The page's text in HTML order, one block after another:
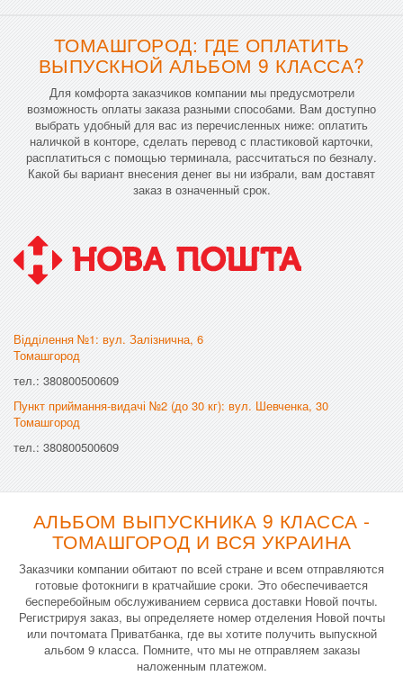
ТОМАШГОРОД: ГДЕ ОПЛАТИТЬ
ВЫПУСКНОЙ АЛЬБОМ 9 КЛАССА?
Для комфорта заказчиков компании мы предусмотрели
возможность оплаты заказа разными способами. Вам доступно
выбрать удобный для вас из перечисленных ниже: оплатить
наличкой в конторе, сделать перевод с пластиковой карточки,
расплатиться с помощью терминала, рассчитаться по безналу.
Какой бы вариант внесения денег вы ни избрали, вам доставят
заказ в означенный срок.
Відділення №1: вул. Залізнична, 6
Томашгород
тел.: 380800500609
Пункт приймання-видачі №2 (до 30 кг): вул. Шевченка, 30
Томашгород
тел.: 380800500609
АЛЬБОМ ВЫПУСКНИКА 9 КЛАССА -
ТОМАШГОРОД И ВСЯ УКРАИНА
Заказчики компании обитают по всей стране и всем отправляются
готовые фотокниги в кратчайшие сроки. Это обеспечивается
бесперебойным обслуживанием сервиса доставки Новой почты.
Регистрируя заказ, вы определяете номер отделения Новой почты
или почтомата Приватбанка, где вы хотите получить выпускной
альбом 9 класса. Помните, что мы не отправляем заказы
наложенным платежом.